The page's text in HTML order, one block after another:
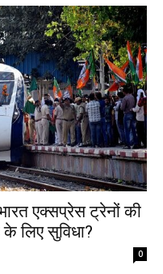
एक्सप्रेस ट्रेनों की
लिए सुविधा?
0